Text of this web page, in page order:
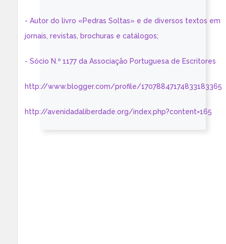
- Autor do livro «Pedras Soltas» e de diversos textos em
jornais, revistas, brochuras e catálogos;
- Sócio N.º 1177 da Associação Portuguesa de Escritores
http://www.blogger.com/profile/17078847174833183365
http://avenidadaliberdade.org/index.php?content=165